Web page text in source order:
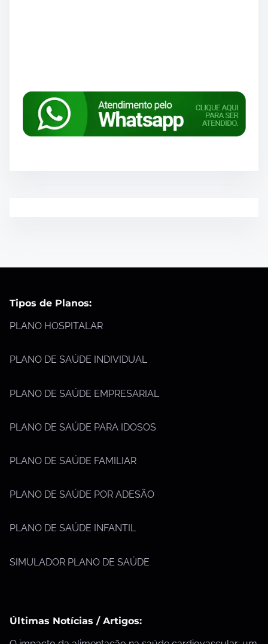
Tipos de Planos:
PLANO HOSPITALAR
PLANO DE SAÚDE INDIVIDUAL
PLANO DE SAÚDE EMPRESARIAL
PLANO DE SAÚDE PARA IDOSOS
PLANO DE SAÚDE FAMILIAR
PLANO DE SAÚDE POR ADESÃO
PLANO DE SAÚDE INFANTIL
SIMULADOR PLANO DE SAÚDE
Últimas Notícias / Artigos: